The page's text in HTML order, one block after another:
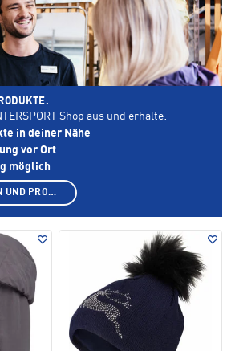
Shop aus und erhalte:
in deiner Nähe
vor Ort
möglich
SHOP AUSWÄHLEN UND PRODUKTE ANZEIGEN